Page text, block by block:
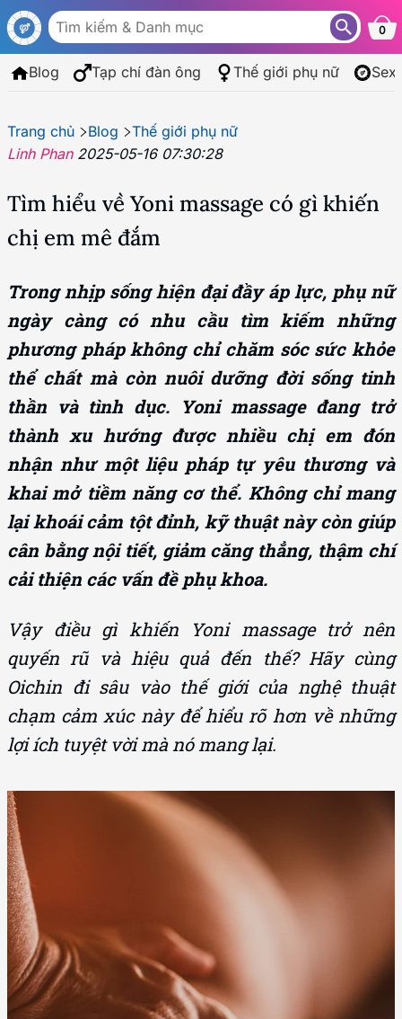
0
Blog Tạp chí đàn ông Thế giới phụ nữ
Trang chủ Blog
Thế giới phụ nữ
Linh Phan 2025-05-16 07:30:28
Tìm hiểu về Yoni massage có gì khiến
chị em mê đắm
Trong nhịp sống hiện đại đầy áp lực, phụ nữ
ngày càng có nhu cầu tìm kiếm những
phương pháp không chỉ chăm sóc sức khỏe
thể chất mà còn nuôi dưỡng đời sống tinh
thần và tình dục. Yoni massage đang trở
thành xu hướng được nhiều chị em đón
nhận như một liệu pháp tự yêu thương và
khai mở tiềm năng cơ thể. Không chỉ mang
lại khoái cảm tột đỉnh, kỹ thuật này còn giúp
cân bằng nội tiết, giảm căng thẳng, thậm chí
cải thiện các vấn đề phụ khoa.
Vậy điều gì khiến Yoni massage trở nên
quyến rũ và hiệu quả đến thế? Hãy cùng
Oichin đi sâu vào thế giới của nghệ thuật
chạm cảm xúc này để hiểu rõ hơn về những
lợi ích tuyệt vời mà nó mang lại.